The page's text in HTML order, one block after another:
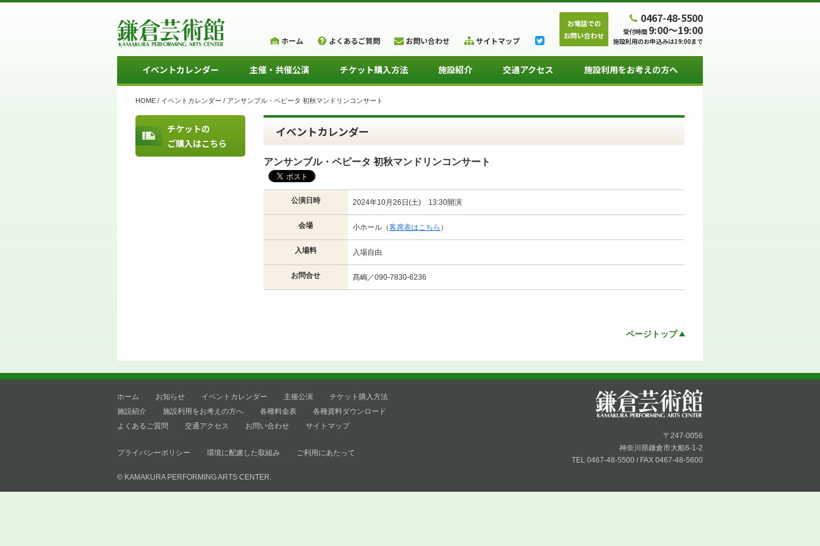
ホーム よくあるご質問 お問い合わせ サイトマップ
お電話での
お問い合わせ
0467-48-5500
受付時間 9:00～19:00
施設利用のお申込みは19:00まで
イベントカレンダー 主催・共催公演 チケット購入方法 施設紹介 交通アクセス 施設利用をお考えの方へ
HOME / イベントカレンダー / アンサンブル・ペピータ 初秋マンドリンコンサート
チケットの
ご購入はこちら
イベントカレンダー
アンサンブル・ペピータ 初秋マンドリンコンサート
公演日時 2024年10月26日(土) 13:30開演
会場 小ホール（客席表はこちら ）
入場料 入場自由
お問合せ 髙嶋／090-7830-6236
ページトップ
ホーム お知らせ イベントカレンダー 主催公演
チケット購入方法
施設紹介
施設利用をお考えの方へ 各種料金表
各種資料ダウンロード
よくあるご質問
交通アクセス お問い合わせ サイトマップ
プライバシーポリシー 環境に配慮した取組み ご利用にあたって
© KAMAKURA PERFORMING ARTS CENTER.
〒247-0056
神奈川県鎌倉市大船6-1-2
TEL 0467-48-5500 / FAX 0467-48-5600